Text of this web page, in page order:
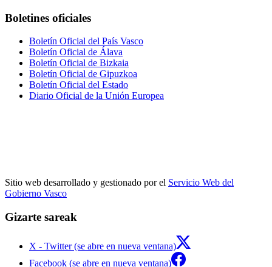
Boletines oficiales
Boletín Oficial del País Vasco
Boletín Oficial de Álava
Boletín Oficial de Bizkaia
Boletín Oficial de Gipuzkoa
Boletín Oficial del Estado
Diario Oficial de la Unión Europea
Sitio web desarrollado y gestionado por el Servicio Web del
Gobierno Vasco
Gizarte sareak
X - Twitter (se abre en nueva ventana)
Facebook (se abre en nueva ventana)